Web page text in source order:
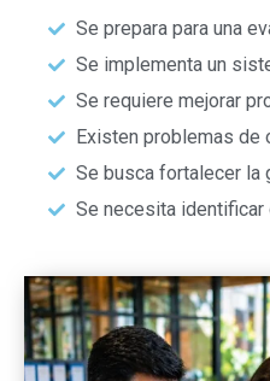
Se prepara para una
Se implementa un
Se requiere mejorar
Existen problemas de
Se busca fortalecer la
Se necesita